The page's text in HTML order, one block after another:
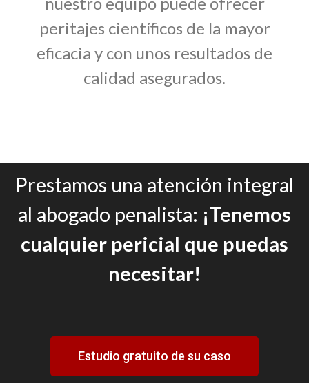
peritajes científicos de la mayor
eficacia y con unos resultados de
calidad asegurados.
Prestamos una atención integral
al abogado penalista: ¡Tenemos
cualquier pericial que puedas
necesitar!
Estudio gratuito de su caso